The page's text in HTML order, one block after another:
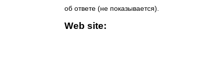
об ответе (не показывается).
Web site: